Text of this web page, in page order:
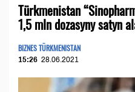
Türkmenistan
1,5 mln dozasyny satyn
BIZNES TÜRKMENISTAN
15:26 28.06.2021